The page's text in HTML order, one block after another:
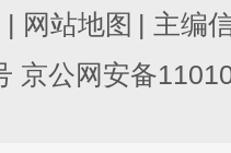
| 网站地图 | 主编
京公网安备